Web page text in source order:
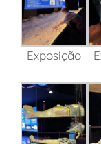
Exposição